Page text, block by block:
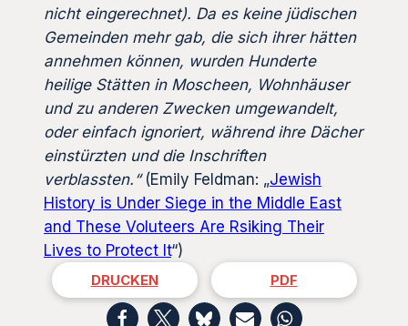
nicht eingerechnet). Da es keine jüdischen
Gemeinden mehr gab, die sich ihrer hätten
annehmen können, wurden Hunderte
heilige Stätten in Moscheen, Wohnhäuser
und zu anderen Zwecken umgewandelt,
oder einfach ignoriert, während ihre Dächer
einstürzten und die Inschriften
verblassten.“ (Emily Feldman: „Jewish
History is Under Siege in the Middle East
and These Voluteers Are Rsiking Their
Lives to Protect It“)
DRUCKEN PDF